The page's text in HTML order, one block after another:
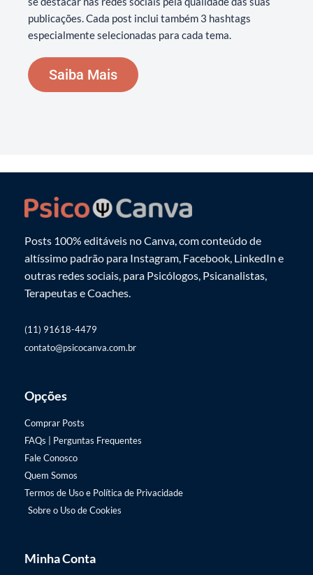
publicações. Cada post inclui também 3 hashtags
especialmente selecionadas para cada tema.
Saiba Mais
Posts 100% editáveis no Canva, com conteúdo de
altíssimo padrão para Instagram, Facebook, LinkedIn e
outras redes sociais, para Psicólogos, Psicanalistas,
Terapeutas e Coaches.
(11) 91618-4479
contato@psicocanva.com.br
Opções
Comprar Posts
FAQs | Perguntas Frequentes
Fale Conosco
Quem Somos
Termos de Uso e Política de Privacidade
Sobre o Uso de Cookies
Minha Conta